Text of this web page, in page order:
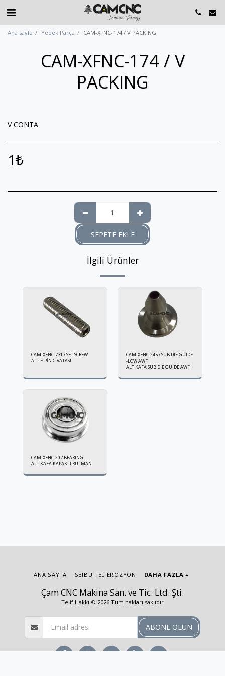
Ana sayfa Yedek Parça CAM-XFNC-174 / V PACKING
CAM-XFNC-174 / V
PACKING
V CONTA
1₺
SEPETE EKLE
İlgili Ürünler
CAM-XFNC-731 / SET SCREW
ALT E-PİN CIVATASI
CAM-XFNC-245 / SUB DIE GUIDE
-LOW AWF
ALT KAFA SUB DIE GUIDE AWF
CAM-XFNC-20 / BEARING
ALT KAFA KAPAKLI RULMAN
Çam CNC Makina San. ve Tic. Ltd. Şti.
Telif Hakkı © 2026 Tüm hakları saklıdır
ANA SAYFA SEIBU TEL EROZYON DAHA FAZLA
ABONE OLUN